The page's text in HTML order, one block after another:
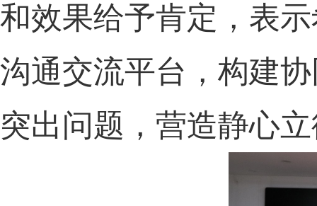
和效果给予肯定，表
沟通交流平台，构建
突出问题，营造静心